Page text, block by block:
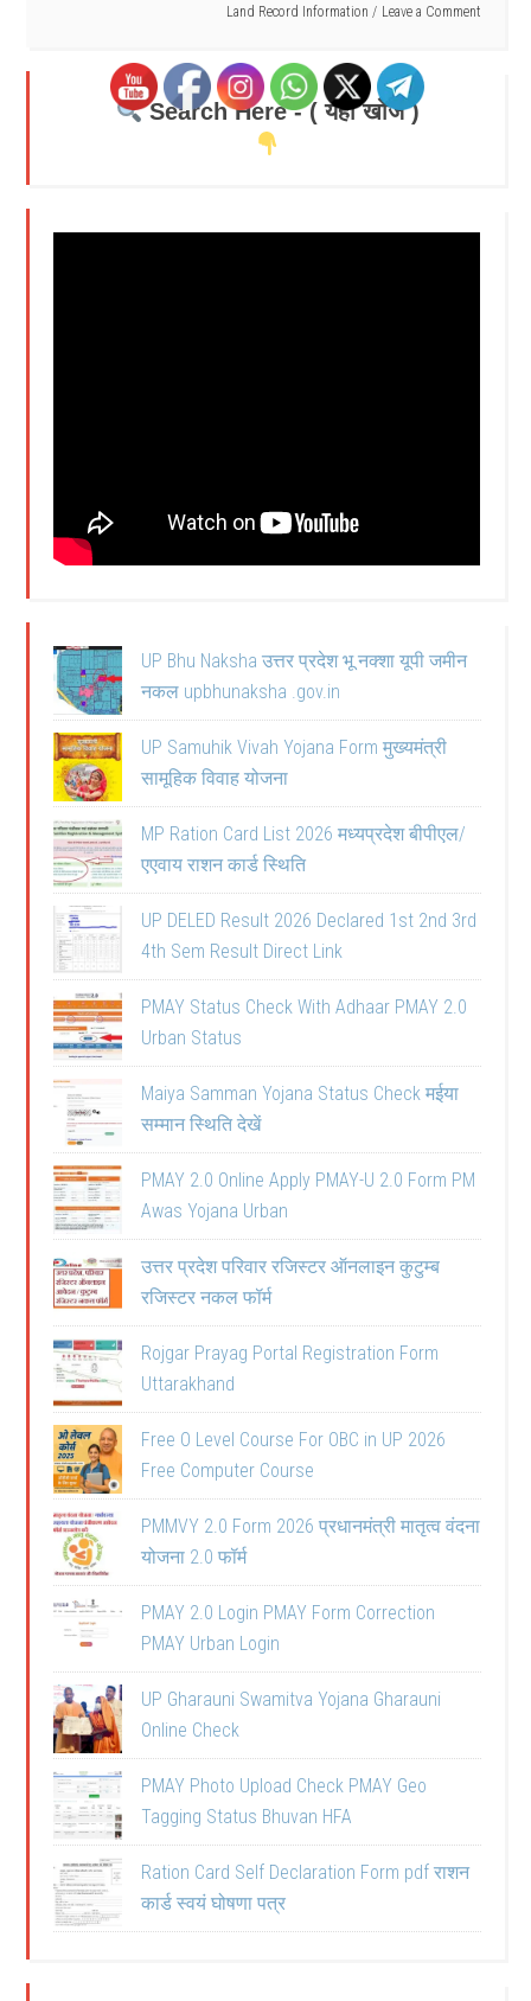
Land Record Information
Leave a Comment
Search Here - ( यहाँ खोजें )
UP Bhu Naksha उत्तर प्रदेश भू नक्शा यूपी जमीन
नकल upbhunaksha .gov.in
UP Samuhik Vivah Yojana Form मुख्यमंत्री
सामूहिक विवाह योजना
MP Ration Card List 2026 मध्यप्रदेश बीपीएल/
एएवाय राशन कार्ड स्थिति
UP DELED Result 2026 Declared 1st 2nd 3rd
4th Sem Result Direct Link
PMAY Status Check With Adhaar PMAY 2.0
Urban Status
Maiya Samman Yojana Status Check मईया
सम्मान स्थिति देखें
PMAY 2.0 Online Apply PMAY-U 2.0 Form PM
Awas Yojana Urban
उत्तर प्रदेश परिवार रजिस्टर ऑनलाइन कुटुम्ब
रजिस्टर नकल फॉर्म
Rojgar Prayag Portal Registration Form
Uttarakhand
Free O Level Course For OBC in UP 2026
Free Computer Course
PMMVY 2.0 Form 2026 प्रधानमंत्री मातृत्व वंदना
योजना 2.0 फॉर्म
PMAY 2.0 Login PMAY Form Correction
PMAY Urban Login
UP Gharauni Swamitva Yojana Gharauni
Online Check
PMAY Photo Upload Check PMAY Geo
Tagging Status Bhuvan HFA
Ration Card Self Declaration Form pdf राशन
कार्ड स्वयं घोषणा पत्र